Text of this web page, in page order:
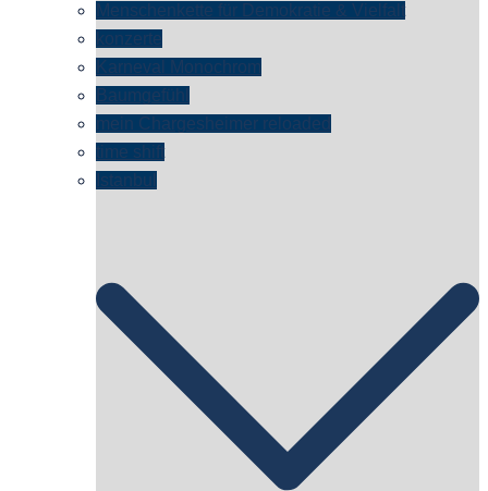
Menschenkette für Demokratie & Vielfalt
konzerte
Karneval Monochrom
Baumgefühl
mein Chargesheimer reloaded
time shift
Istanbul